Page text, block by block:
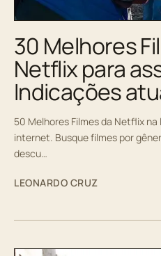
30 Melhores
Netflix para
Indicações
50 Melhores Filmes da Netflix
internet. Busque filmes por
descu…
LEONARDO CRUZ